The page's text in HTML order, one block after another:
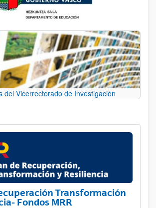
del Vicerrectorado de Investigación
Transformación
Fondos MRR